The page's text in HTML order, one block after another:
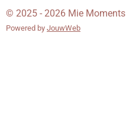
© 2025 - 2026 Mie Moments
Powered by JouwWeb